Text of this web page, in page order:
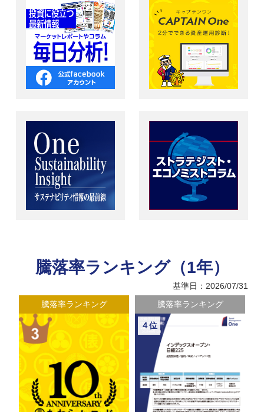
騰落率ランキング（1年）
基準日：2026/07/31
騰落率ランキング 騰落率ランキング
４位